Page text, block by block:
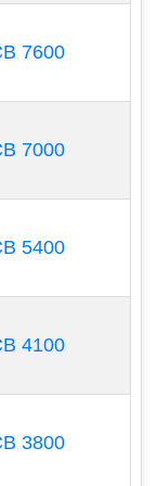
7600
7000
5400
4100
3800